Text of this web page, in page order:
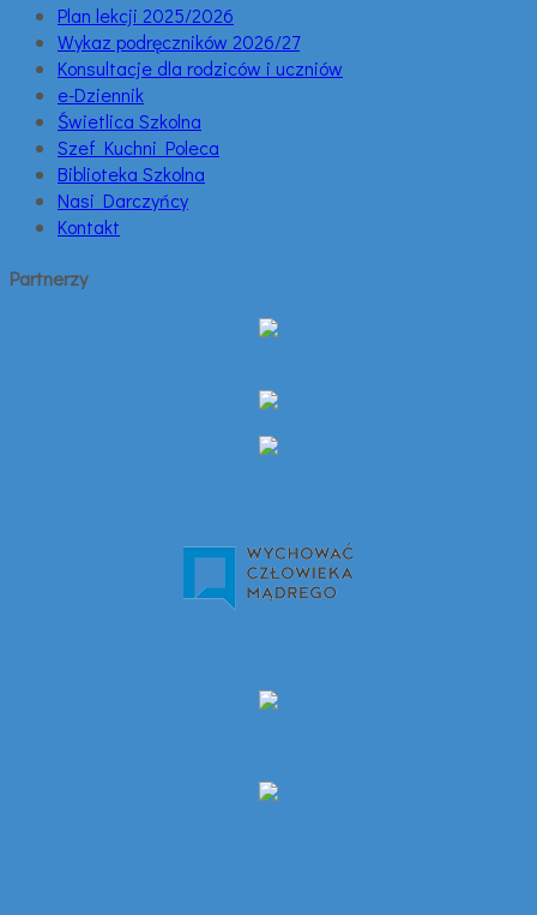
Plan lekcji 2025/2026
Wykaz podręczników 2026/27
Konsultacje dla rodziców i uczniów
e-Dziennik
Świetlica Szkolna
Szef Kuchni Poleca
Biblioteka Szkolna
Nasi Darczyńcy
Kontakt
Partnerzy